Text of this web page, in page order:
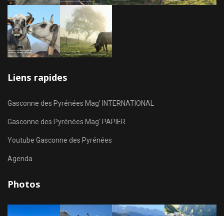
Liens rapides
Gasconne des Pyrénées Mag' INTERNATIONAL
Gasconne des Pyrénées Mag' PAPIER
Youtube Gasconne des Pyrénées
Agenda
Photos